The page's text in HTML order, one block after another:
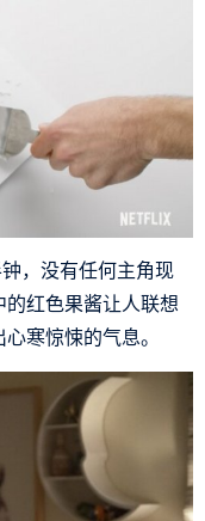
，没有任何主角现
红色果酱让人联想
寒惊悚的气息。